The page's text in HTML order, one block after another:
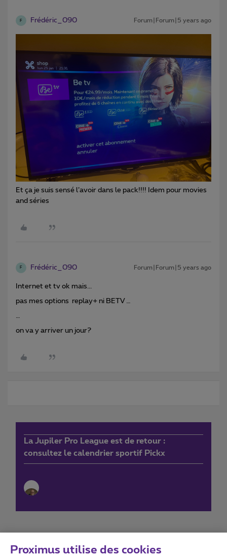
F Frédéric_090 Forum|Forum|5 years ago
Et ça je suis sensé l’avoir dans le pack!!!! Idem pour movies
and séries
F Frédéric_090 Forum|Forum|5 years ago
Internet et tv ok mais...
pas mes options replay+ ni BETV …
on va y arriver un jour?
La Jupiler Pro League est de retour :
consultez le calendrier sportif Pickx
Proximus utilise des cookies